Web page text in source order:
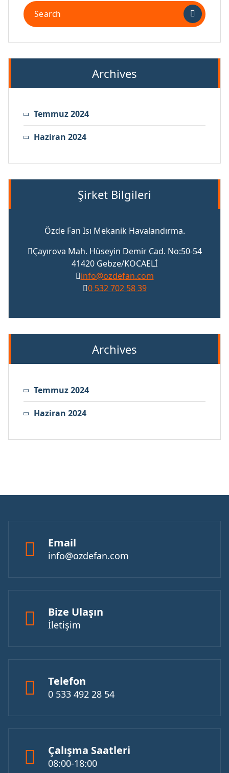
Search
for:
Archives
Temmuz 2024
Haziran 2024
Şirket Bilgileri
Özde Fan Isı Mekanik Havalandırma.
Çayırova Mah. Hüseyin Demir Cad. No:50-54
41420 Gebze/KOCAELİ
info@ozdefan.com
0 532 702 58 39
Archives
Temmuz 2024
Haziran 2024
Email
info@ozdefan.com
Bize Ulaşın
İletişim
Telefon
0 533 492 28 54
Çalışma Saatleri
08:00-18:00